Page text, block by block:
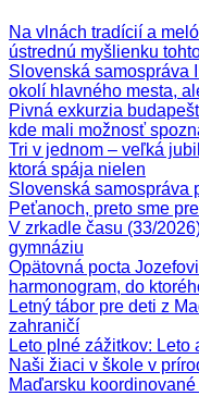
Na vlnách tradícií a
ústrednú myšlienku
Slovenská samospráva
okolí hlavného mesta,
Pivná exkurzia
kde mali možnosť
Tri v jednom – veľká
ktorá spája nielen
Slovenská samospráva
Peťanoch, preto sme
V zrkadle času (33/
gymnáziu
Opätovná pocta
harmonogram, do
Letný tábor pre deti z
zahraničí
Leto plné zážitkov: Leto
Naši žiaci v škole v
Maďarsku